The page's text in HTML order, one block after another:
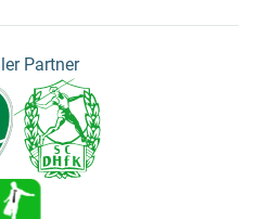
Partner